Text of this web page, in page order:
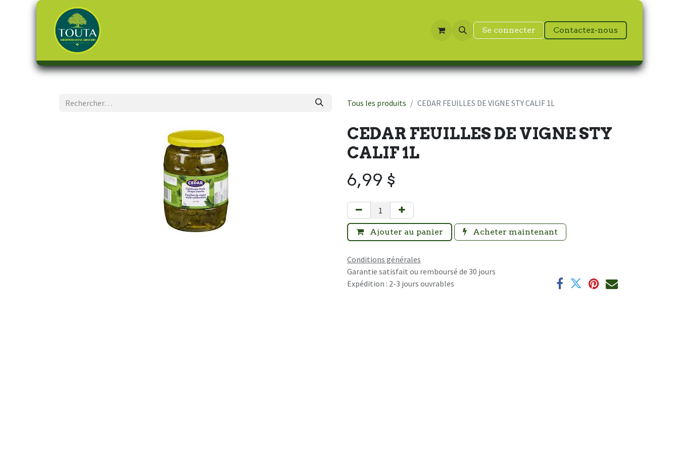
Se connecter Contactez-nous
Tous les produits CEDAR FEUILLES DE VIGNE STY CALIF 1L
CEDAR FEUILLES DE VIGNE STY
CALIF 1L
6,99 $
Ajouter au panier Acheter maintenant
Conditions générales
Garantie satisfait ou remboursé de 30 jours
Expédition : 2-3 jours ouvrables